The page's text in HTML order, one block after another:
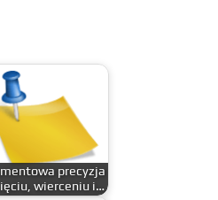
precyzja
wierceniu i…